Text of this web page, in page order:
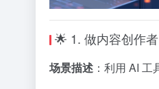
🌟 1. 做内容创作
场景描述 ：利用 AI